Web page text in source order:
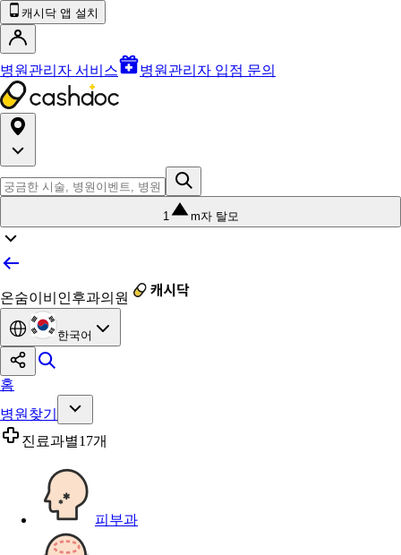
캐시닥 앱 설치
병원관리자 서비스 병원관리자 입점 문의
1 m자 탈모
온숨이비인후과의원
한국어
홈
병원찾기
진료과별17개
피부과